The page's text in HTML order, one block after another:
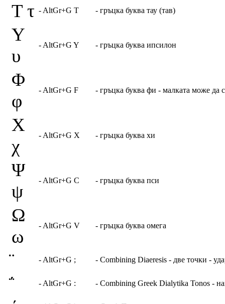
Τ τ - AltGr+G T - гръцка буква тау (тав)
Υ
υ
- AltGr+G Y - гръцка буква ипсилон
Φ
φ
- AltGr+G F - гръцка буква фи - малката може да
Χ
χ
- AltGr+G X - гръцка буква хи
Ψ
ψ
- AltGr+G C - гръцка буква пси
Ω
ω
- AltGr+G V - гръцка буква омега
- AltGr+G ; - Combining Diaeresis - две точки -
- AltGr+G : - Combining Greek Dialytika Tonos -